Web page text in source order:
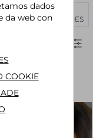
JOÃO
PESSOA
MAIS
CIDADES
dados
da web con
COOKIE